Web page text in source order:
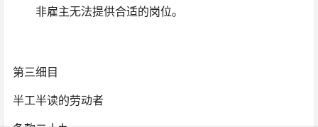
非雇主无法提供合适的岗位。
第三细目
半工半读的劳动者